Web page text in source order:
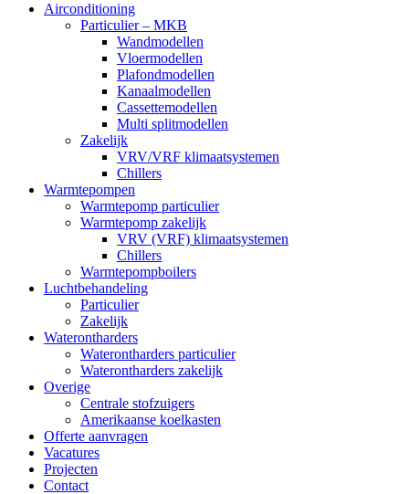
Airconditioning
Particulier – MKB
Wandmodellen
Vloermodellen
Plafondmodellen
Kanaalmodellen
Cassettemodellen
Multi splitmodellen
Zakelijk
VRV/VRF klimaatsystemen
Chillers
Warmtepompen
Warmtepomp particulier
Warmtepomp zakelijk
VRV (VRF) klimaatsystemen
Chillers
Warmtepompboilers
Luchtbehandeling
Particulier
Zakelijk
Waterontharders
Waterontharders particulier
Waterontharders zakelijk
Overige
Centrale stofzuigers
Amerikaanse koelkasten
Offerte aanvragen
Vacatures
Projecten
Contact